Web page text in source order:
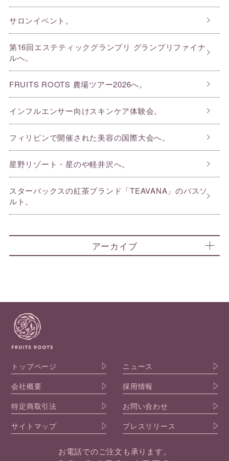
サロンイベント。
第16回エステティックグランプリ グランプリファイナ
ルへ。
FRUITS ROOTS 農場ツアー2026へ。
インフルエンサー向けスキンケア体験会。
フィリピンで開催された美容の国際大会へ。
星野リゾート・星のや軽井沢へ。
スターバックスの紅茶ブランド「TEAVANA」のバスソ
ルト。
アーカイブ
トップページ
ニュース
会社概要
採用情報
特定商取引法
お問い合わせ
サイトマップ
プレスリリース
お電話でのご注文も承ります。